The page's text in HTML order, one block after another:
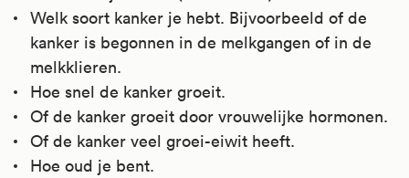
Welk soort kanker je hebt. Bijvoorbeeld of de
kanker is begonnen in de melkgangen of in de
melkklieren.
Hoe snel de kanker groeit.
Of de kanker groeit door vrouwelijke hormonen.
Of de kanker veel groei-eiwit heeft.
Hoe oud je bent.